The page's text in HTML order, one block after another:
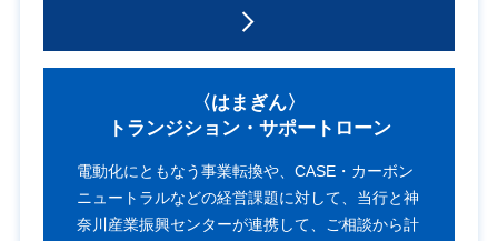
〈はまぎん〉
トランジション・ サポートローン
電動化にともなう事業転換や、 CASE・カーボン
ニュートラルなどの経営課題に対して、当行と神
奈川産業振興センターが連携して、 ご相談から計